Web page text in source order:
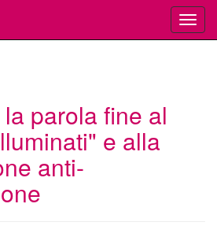
parola fine al
e alla
anti-